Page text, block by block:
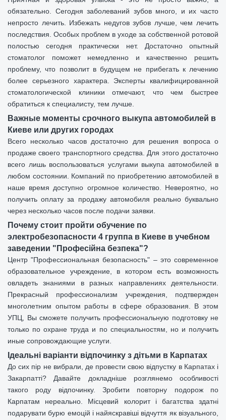
обязательно. Сегодня заболеваний зубов много, и их часто
непросто лечить. Избежать недугов зубов лучше, чем лечить
последствия. Особых проблем в уходе за собственной ротовой
полостью сегодня практически нет. Достаточно опытный
стоматолог поможет немедленно и качественно решить
проблему, что позволит в будущем не прибегать к лечению
более серьезного характера. Эксперты квалифицированной
стоматологической клиники отмечают, что чем быстрее
обратиться к специалисту, тем лучше.
Важные моменты срочного выкупа автомобилей в
Киеве или других городах
Всего несколько часов достаточно для решения вопроса о
продаже своего транспортного средства. Для этого достаточно
всего лишь воспользоваться услугами выкупа автомобилей в
любом состоянии. Компаний по приобретению автомобилей в
наше время доступно огромное количество. Невероятно, но
получить оплату за продажу автомобиля реально буквально
через несколько часов после подачи заявки.
Почему стоит пройти обучение по
электробезопасности 4 группа в Киеве в учебном
заведении "Професійна безпека"?
Центр "Профессиональная безопасность" – это современное
образовательное учреждение, в котором есть возможность
овладеть знаниями в разных направлениях деятельности.
Прекрасный профессионализм учреждения, подтвержден
многолетним опытом работы в сфере образования. В этом
УПЦ, Вы сможете получить профессиональную подготовку не
только по охране труда и по специальностям, но и получить
иные сопровождающие услуги.
Ідеальні варіанти відпочинку з дітьми в Карпатах
До сих пір не вибрали, де провести свою відпустку в Карпатах і
Закарпатті? Давайте докладніше розглянемо особливості
такого роду відпочинку. Зробити повторну подорож по
Карпатам нереально. Місцевий колорит і багатства здатні
подарувати бурю емоцій і найяскравіші відчуття як візуального,